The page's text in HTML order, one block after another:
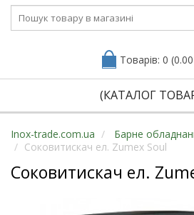
Товарів: 0
(КАТАЛОГ
Inox-trade.com.ua
Барне
Соковитискач ел. Zumex Soul
Соковитискач ел.